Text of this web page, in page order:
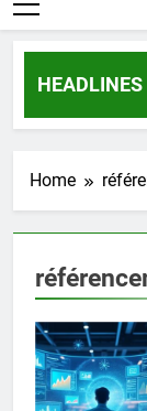
HEADLINES
6 Jours Ago
Home